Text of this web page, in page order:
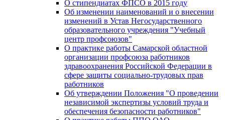
О стипендиатах ФПСО в 2015 году
Об изменении наименований и о внесении
изменений в Устав Негосударственного
образовательного учреждения "Учебный
центр профсоюзов"
О практике работы Самарской областной
организации профсоюза работников
здравоохранения Российской Федерации в
сфере защиты социально-трудовых прав
работников
Об утверждении Положения "О проведении
независимой экспертизы условий труда и
обеспечения безопасности работников"